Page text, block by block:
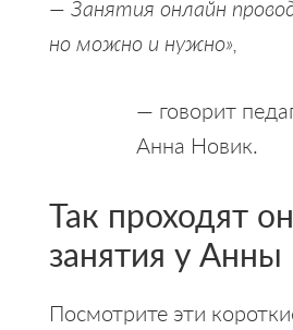
— Занятия онлайн
но можно и нужно»,
— говорит
Анна Новик.
Так проходят
занятия у
Посмотрите эти